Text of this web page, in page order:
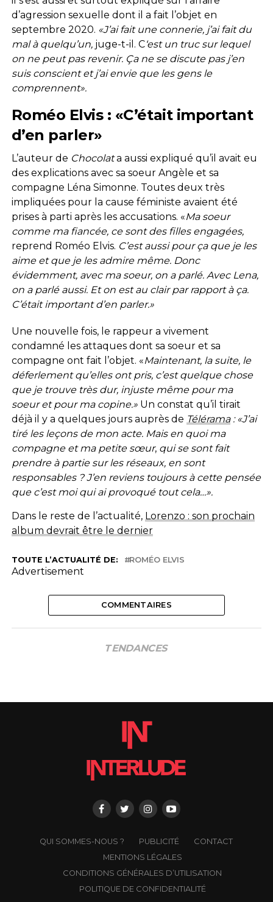
d’agression sexuelle dont il a fait l’objet en
septembre 2020. «J’aifait une connerie, j’ai fait du
mal à quelqu’un,juge-t-il. C‘est un truc sur lequel
on ne peut pas revenir. Ça ne se discute pas j’en
suis conscient et j’ai envie que les gens le
comprennent».
Roméo Elvis : «C’était important
d’en parler»
L’auteur de Chocolata aussi expliqué qu’il avait eu
des explications avec sa soeur Angèle et sa
compagne Léna Simonne. Toutes deux très
impliquées pour la cause féministe avaient été
prises à parti après les accusations. «Ma soeur
comme ma fiancée, ce sont des filles engagées,
reprend Roméo Elvis. C’est aussi pour ça que je les
aime et que je les admire même. Donc
évidemment, avec ma soeur, on a parlé. Avec Lena,
on a parlé aussi. Et on est au clair par rapport à ça.
C’était important d’en parler.»
Une nouvelle fois, le rappeur a vivement
condamné les attaques dont sa soeur et sa
compagne ont fait l’objet. «Maintenant, la suite, le
déferlement qu’elles ont pris, c’est quelque chose
que je trouve très dur, injuste même pour ma
soeur et pour ma copine.» Un constat qu’il tirait
déjà il y a quelques jours auprès de Télérama: «J’ai
tiré les leçons de mon acte. Mais en quoi ma
compagne et ma petite sœur, qui se sont fait
prendre à partie sur les réseaux, en sont
responsables ? J’en reviens toujours à cette pensée
que c’est moi qui ai provoqué tout cela…».
Dans le reste de l’actualité, Lorenzo : son prochain
album devrait être le dernier
TOUTE L’ACTUALITÉ DE: ROMÉO ELVIS
Advertisement
COMMENTAIRES
TENDANCES
QUI SOMMES-NOUS ? PUBLICITÉ
CONTACT
MENTIONS LÉGALES
CONDITIONS GÉNÉRALES D’UTILISATION
POLITIQUE DE CONFIDENTIALITÉ